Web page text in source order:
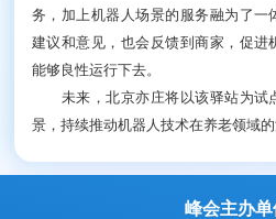
务，加上机器人场景的服务融为了一
建议和意见，也会反馈到商家，促进
能够良性运行下去。
未来，北京亦庄将以该驿站为试
景，持续推动机器人技术在养老领域的
峰会主办单